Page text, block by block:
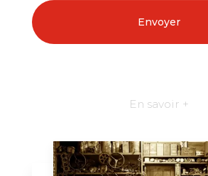
En savoir +